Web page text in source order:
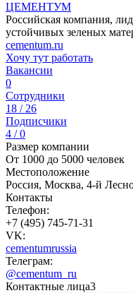
ЦЕМЕНТУМ
Российская компания,
устойчивых зеленых
cementum.ru
Хочу тут работать
Вакансии
0
Сотрудники
18 / 26
Подписчики
4 / 0
Размер компании
От 1000 до 5000 человек
Местоположение
Россия, Москва, 4-й
Контакты
Телефон:
+7 (495) 745-71-31
VK:
cementumrussia
Телеграм:
@cementum_ru
Контактные лица3